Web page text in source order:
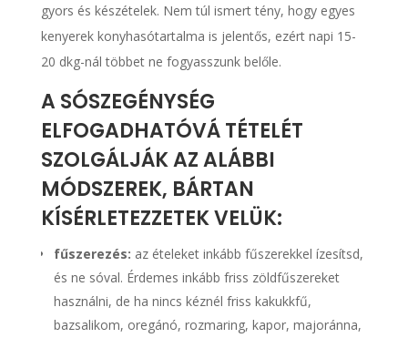
gyors és készételek. Nem túl ismert tény, hogy egyes
kenyerek konyhasótartalma is jelentős, ezért napi 15-
20 dkg-nál többet ne fogyasszunk belőle.
A SÓSZEGÉNYSÉG
ELFOGADHATÓVÁ TÉTELÉT
SZOLGÁLJÁK AZ ALÁBBI
MÓDSZEREK, BÁRTAN
KÍSÉRLETEZZETEK VELÜK:
fűszerezés: az ételeket inkább fűszerekkel ízesítsd,
és ne sóval. Érdemes inkább friss zöldfűszereket
használni, de ha nincs kéznél friss kakukkfű,
bazsalikom, oregánó, rozmaring, kapor, majoránna,